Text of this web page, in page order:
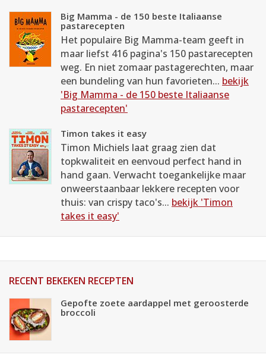
Big Mamma - de 150 beste Italiaanse
pastarecepten
Het populaire Big Mamma-team geeft in
maar liefst 416 pagina's 150 pastarecepten
weg. En niet zomaar pastagerechten, maar
een bundeling van hun favorieten... bekijk
'Big Mamma - de 150 beste Italiaanse
pastarecepten'
Timon takes it easy
Timon Michiels laat graag zien dat
topkwaliteit en eenvoud perfect hand in
hand gaan. Verwacht toegankelijke maar
onweerstaanbaar lekkere recepten voor
thuis: van crispy taco's... bekijk 'Timon
takes it easy'
RECENT BEKEKEN RECEPTEN
Gepofte zoete aardappel met geroosterde
broccoli